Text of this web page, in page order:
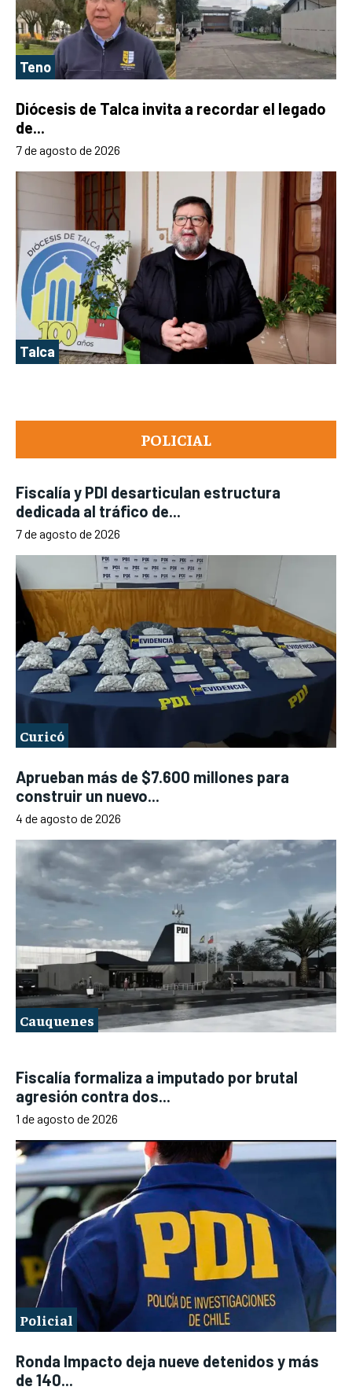
POLICIAL
Fiscalía y PDI desarticulan estructura
dedicada al tráfico de...
7 de agosto de 2026
Curicó
Aprueban más de $7.600 millones para
construir un nuevo...
4 de agosto de 2026
Cauquenes
Fiscalía formaliza a imputado por brutal
agresión contra dos...
1 de agosto de 2026
Policial
Ronda Impacto deja nueve detenidos y más
de 140...
Teno
Diócesis de Talca invita a recordar el legado
de...
7 de agosto de 2026
Talca